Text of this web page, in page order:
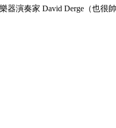
演奏家 David Derge（也很